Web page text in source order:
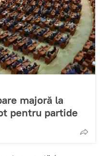
majoră la
pentru partide